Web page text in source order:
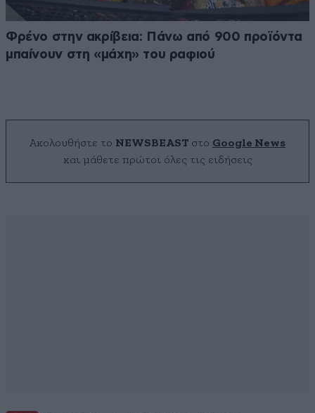
Φρένο στην ακρίβεια: Πάνω από 900 προϊόντα
μπαίνουν στη «μάχη» του ραφιού
Ακολουθήστε το NEWSBEAST στο Google News
και μάθετε πρώτοι όλες τις ειδήσεις